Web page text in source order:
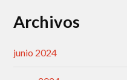
Archivos
junio 2024